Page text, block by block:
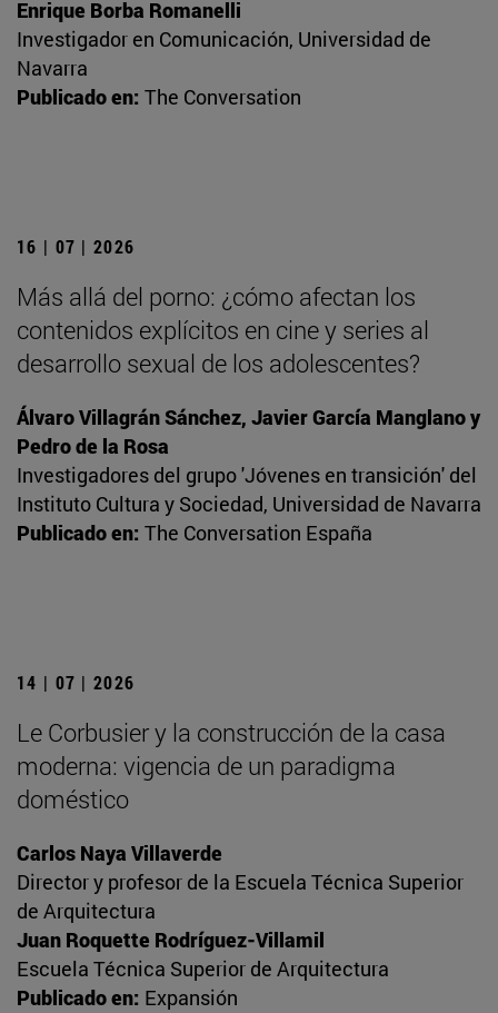
Enrique Borba Romanelli
Investigador en Comunicación, Universidad de
Navarra
Publicado en: The Conversation
16 | 07 | 2026
Más allá del porno: ¿cómo afectan los
contenidos explícitos en cine y series al
desarrollo sexual de los adolescentes?
Álvaro Villagrán Sánchez, Javier García Manglano y
Pedro de la Rosa
Investigadores del grupo 'Jóvenes en transición' del
Instituto Cultura y Sociedad, Universidad de Navarra
Publicado en: The Conversation España
14 | 07 | 2026
Le Corbusier y la construcción de la casa
moderna: vigencia de un paradigma
doméstico
Carlos Naya Villaverde
Director y profesor de la Escuela Técnica Superior
de Arquitectura
Juan Roquette Rodríguez-Villamil
Escuela Técnica Superior de Arquitectura
Publicado en: Expansión